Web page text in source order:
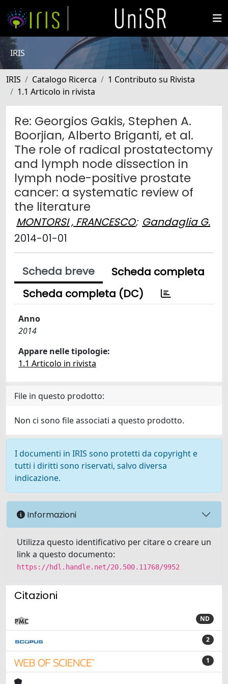
IRIS
IRIS Catalogo Ricerca
1 Contributo su Rivista
1.1 Articolo in rivista
Re: Georgios Gakis, Stephen A.
Boorjian, Alberto Briganti, et al.
The role of radical prostatectomy
and lymph node dissection in
lymph node-positive prostate
cancer: a systematic review of
the literature
MONTORSI , FRANCESCO; Gandaglia G.
2014-01-01
Scheda breve
Scheda completa
Scheda completa (DC)
Anno
2014
Appare nelle tipologie:
1.1 Articolo in rivista
File in questo prodotto:
Non ci sono file associati a questo prodotto.
I documenti in IRIS sono protetti da copyright e
tutti i diritti sono riservati, salvo diversa
indicazione.
Informazioni
Utilizza questo identificativo per citare o creare un
link a questo documento:
https://hdl.handle.net/20.500.11768/9952
Citazioni
ND
2
1